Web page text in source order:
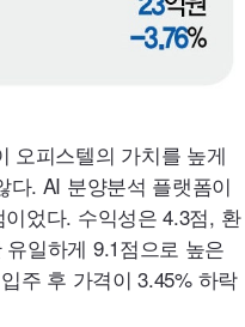
오피스텔의 가치를 높게
다. AI 분양분석 플랫폼이
었다. 수익성은 4.3점, 환
일하게 9.1점으로 높은
주 후 가격이 3.45% 하락